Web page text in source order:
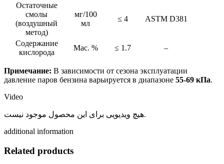
Остаточные
смолы
(воздушный
метод)
мг/100
мл
≤ 4 ASTM D381
Содержание
кислорода
Мас. % ≤ 1.7 –
Примечание: В зависимости от сезона эксплуатации
давление паров бензина варьируется в диапазоне 55-69 кПа.
Video
هیچ ویدیویی برای این محصول موجود نیست.
additional information
Related products